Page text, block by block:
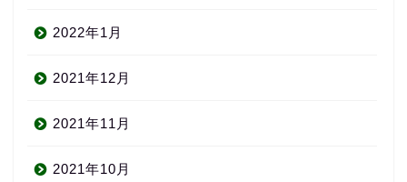
2022年1月
2021年12月
2021年11月
2021年10月